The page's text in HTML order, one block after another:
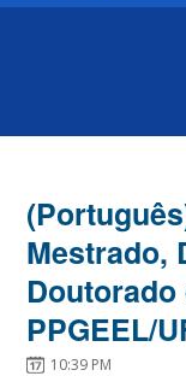
Mestrado,
Doutorado
PPGEEL/
10:39 PM